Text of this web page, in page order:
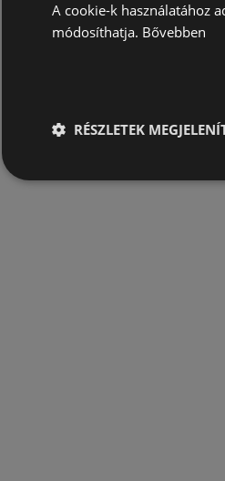
A cookie-k használatához
módosíthatja. Bővebben
RÉSZLETEK